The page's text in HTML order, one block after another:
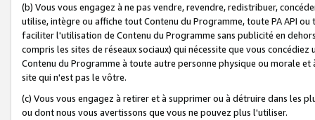
(b) Vous vous engagez à ne pas vendre, revendre, redistribuer,
utilise, intègre ou affiche tout Contenu du Programme, toute PA API
faciliter l'utilisation de Contenu du Programme sans publicité en
compris les sites de réseaux sociaux) qui nécessite que vous
Contenu du Programme à toute autre personne physique ou morale
site qui n'est pas le vôtre.
(c) Vous vous engagez à retirer et à supprimer ou à détruire dans les
ou dont nous vous avertissons que vous ne pouvez plus l'utiliser.